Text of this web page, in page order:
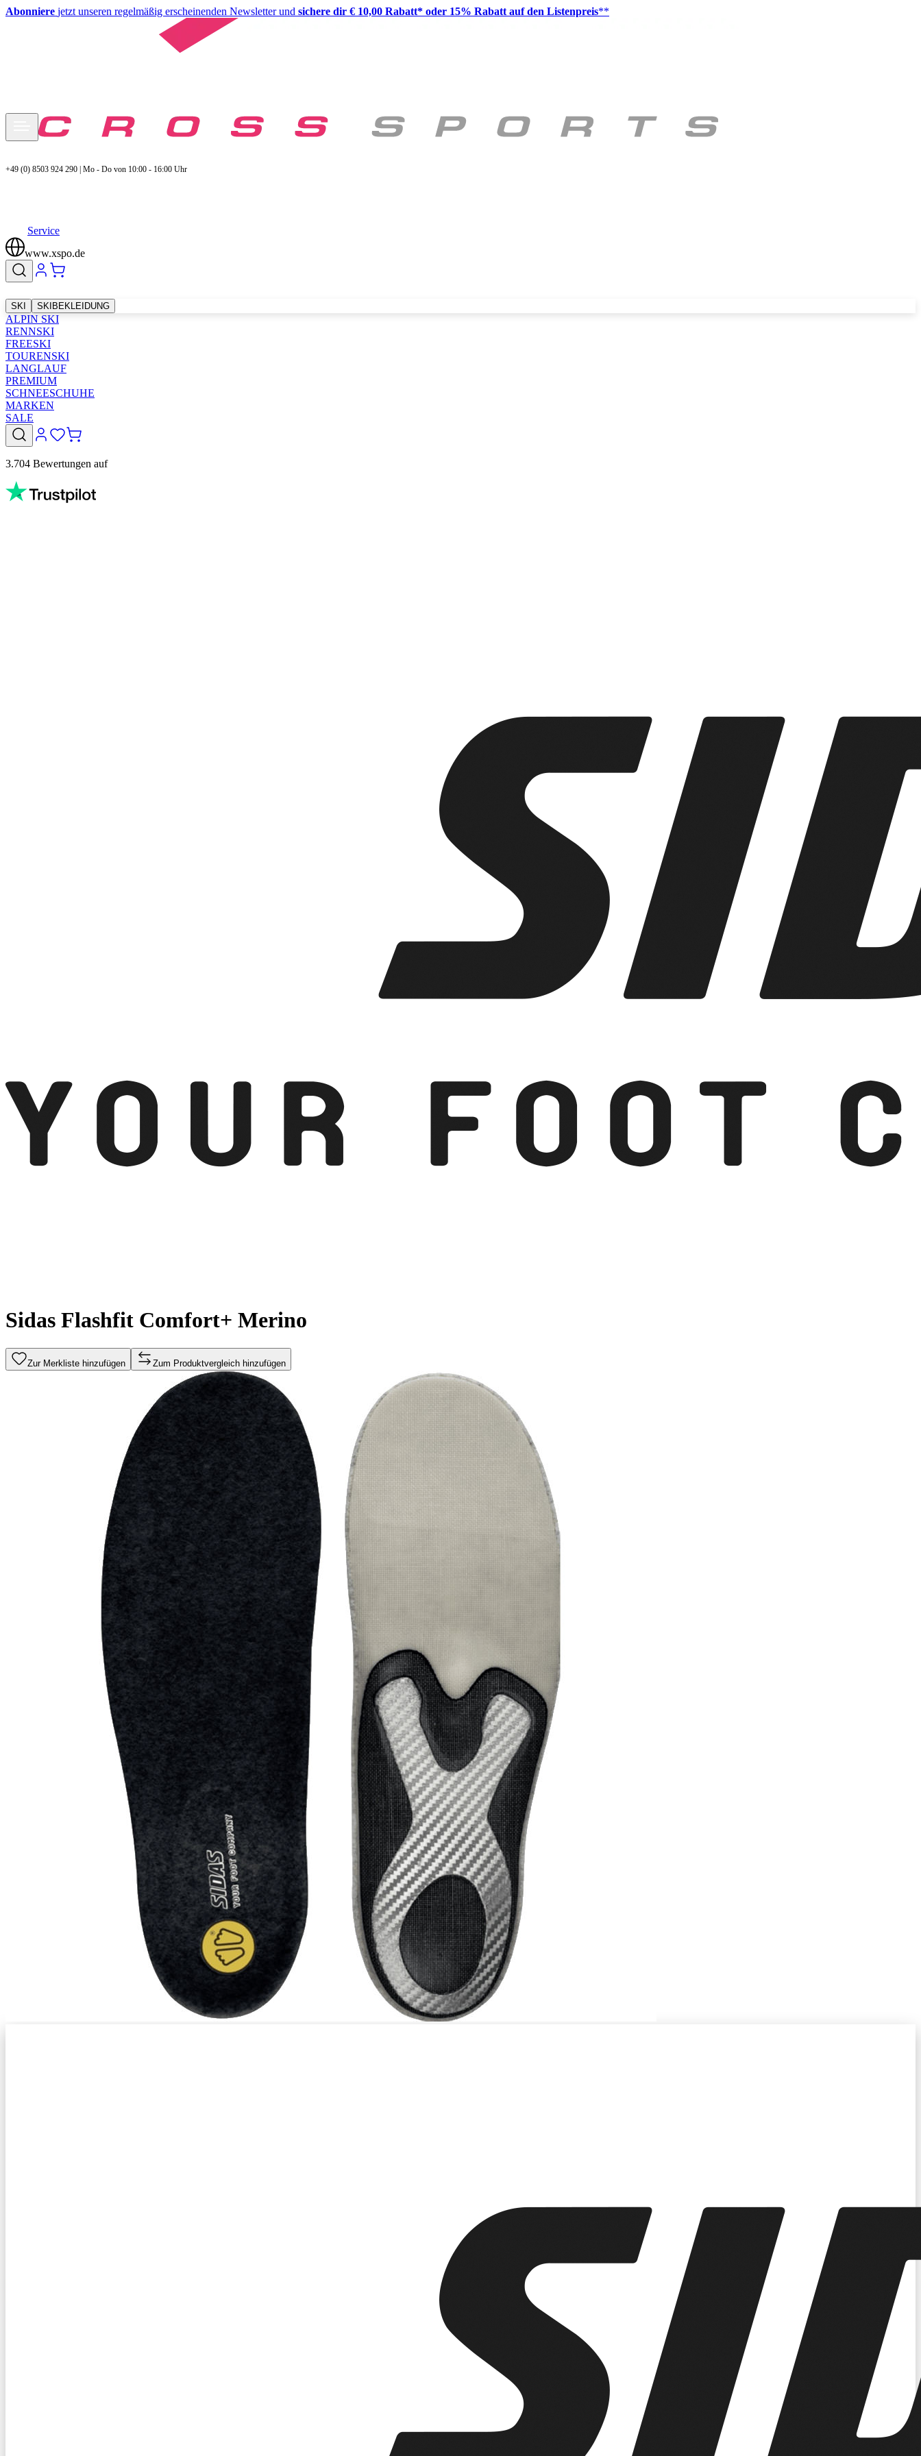
Abonniere jetzt unseren regelmäßig erscheinenden Newsletter und sichere dir € 10,00 Rabatt* oder 15% Rabatt auf den Listenpreis**
+49 (0) 8503 924 290 | Mo - Do von 10:00 - 16:00 Uhr
Service
www.xspo.de
SKI SKIBEKLEIDUNG
ALPIN SKI
RENNSKI
FREESKI
TOURENSKI
LANGLAUF
PREMIUM
SCHNEESCHUHE
MARKEN
SALE
3.704 Bewertungen auf
Sidas Flashfit Comfort+ Merino
Zur Merkliste hinzufügen Zum Produktvergleich hinzufügen